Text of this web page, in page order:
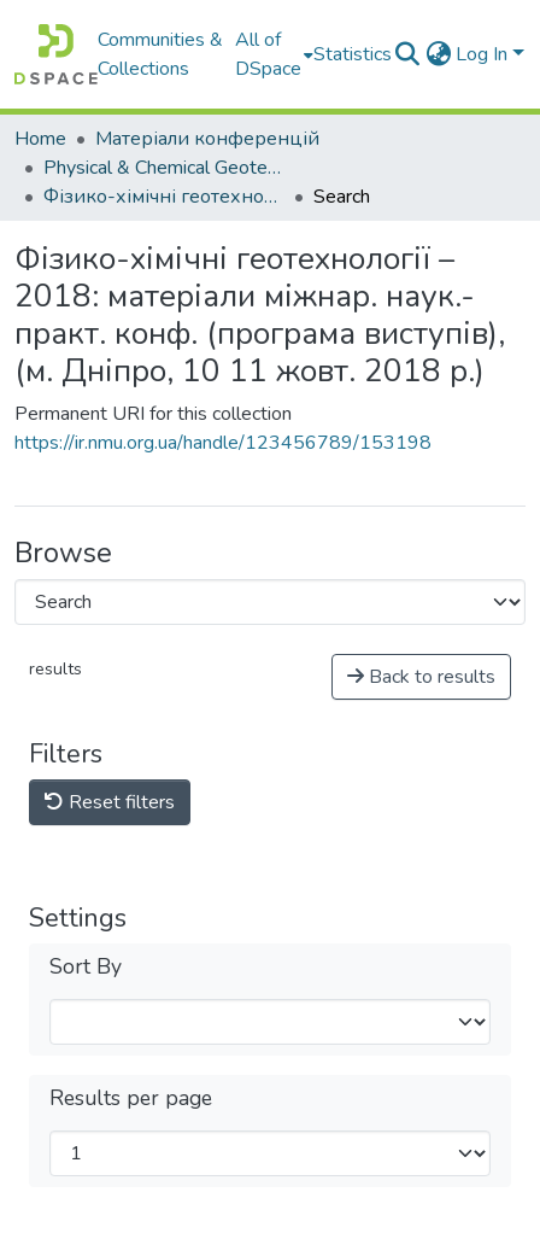
Communities &
Collections
All of
DSpace
Statistics Log In
Home
Матеріали конференцій
Physical & Chemical Geotechnologies = Фізико-хімічні геотехнології
Фізико-хімічні геотехнології – 2018: матеріали міжнар. наук.-практ. конф. (програма виступів), (м. Дніпро, 10 11 жовт. 2018 р.)
Search
Фізико-хімічні геотехнології –
2018: матеріали міжнар. наук.-
практ. конф. (програма виступів),
(м. Дніпро, 10 11 жовт. 2018 р.)
Permanent URI for this collection
https://ir.nmu.org.ua/handle/123456789/153198
Browse
results Back to results
Filters
Reset filters
Settings
Sort By
Results per page